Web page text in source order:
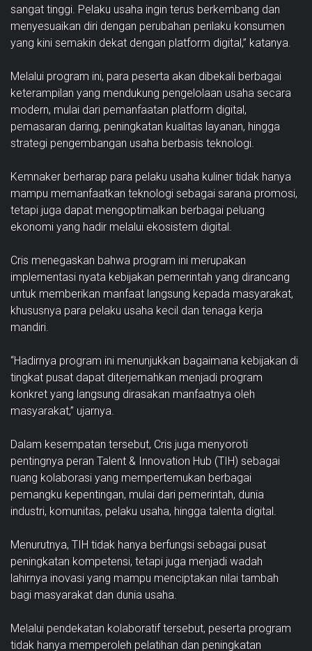
sangat tinggi. Pelaku usaha ingin terus berkembang dan
menyesuaikan diri dengan perubahan perilaku konsumen
yang kini semakin dekat dengan platform digital,” katanya.
Melalui program ini, para peserta akan dibekali berbagai
keterampilan yang mendukung pengelolaan usaha secara
modern, mulai dari pemanfaatan platform digital,
pemasaran daring, peningkatan kualitas layanan, hingga
strategi pengembangan usaha berbasis teknologi.
Kemnaker berharap para pelaku usaha kuliner tidak hanya
mampu memanfaatkan teknologi sebagai sarana promosi,
tetapi juga dapat mengoptimalkan berbagai peluang
ekonomi yang hadir melalui ekosistem digital.
Cris menegaskan bahwa program ini merupakan
implementasi nyata kebijakan pemerintah yang dirancang
untuk memberikan manfaat langsung kepada masyarakat,
khususnya para pelaku usaha kecil dan tenaga kerja
mandiri.
“Hadirnya program ini menunjukkan bagaimana kebijakan di
tingkat pusat dapat diterjemahkan menjadi program
konkret yang langsung dirasakan manfaatnya oleh
masyarakat,” ujarnya.
Dalam kesempatan tersebut, Cris juga menyoroti
pentingnya peran Talent & Innovation Hub (TIH) sebagai
ruang kolaborasi yang mempertemukan berbagai
pemangku kepentingan, mulai dari pemerintah, dunia
industri, komunitas, pelaku usaha, hingga talenta digital.
Menurutnya, TIH tidak hanya berfungsi sebagai pusat
peningkatan kompetensi, tetapi juga menjadi wadah
lahirnya inovasi yang mampu menciptakan nilai tambah
bagi masyarakat dan dunia usaha.
Melalui pendekatan kolaboratif tersebut, peserta program
tidak hanya memperoleh pelatihan dan peningkatan